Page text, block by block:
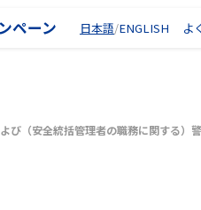
ペーン 日本語 ENGLISH よ
び（安全統括管理者の職務に関する）